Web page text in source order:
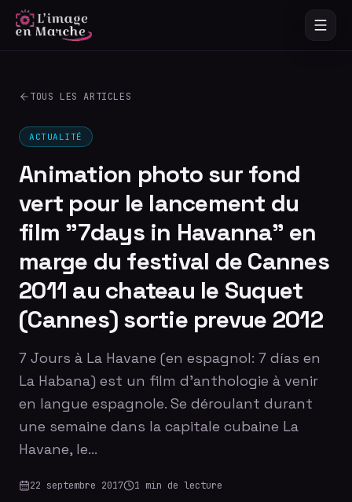
TOUS LES ARTICLES
ACTUALITÉ
Animation photo sur fond
vert pour le lancement du
film "7days in Havanna" en
marge du festival de Cannes
2011 au chateau le Suquet
(Cannes) sortie prevue 2012
7 Jours à La Havane (en espagnol: 7 días en
La Habana) est un film d'anthologie à venir
en langue espagnole. Se déroulant durant
une semaine dans la capitale cubaine La
Havane, le…
22 septembre 2017 1 min de lecture